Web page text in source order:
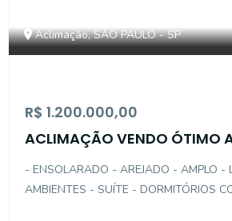
Aclimação, SÃO PAULO - SP
R$ 1.200.000,00
ACLIMAÇÃO VENDO ÓTIMO
- ENSOLARADO - AREJADO - AMPLO -
AMBIENTES - SUÍTE - DORMITÓRIOS